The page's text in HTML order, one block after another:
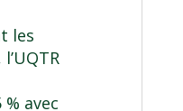
les
avec